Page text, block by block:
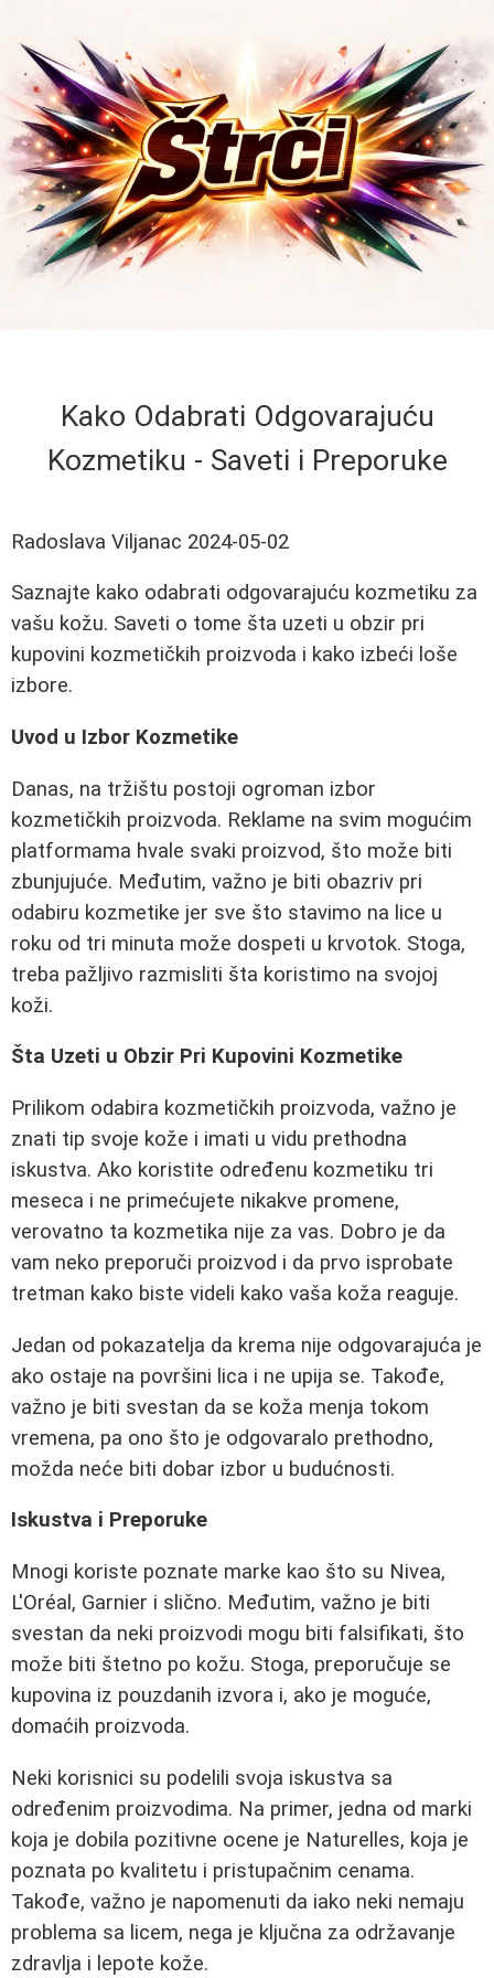
Kako Odabrati Odgovarajuću
Kozmetiku - Saveti i Preporuke
Radoslava Viljanac 2024-05-02
Saznajte kako odabrati odgovarajuću kozmetiku za
vašu kožu. Saveti o tome šta uzeti u obzir pri
kupovini kozmetičkih proizvoda i kako izbeći loše
izbore.
Uvod u Izbor Kozmetike
Danas, na tržištu postoji ogroman izbor
kozmetičkih proizvoda. Reklame na svim mogućim
platformama hvale svaki proizvod, što može biti
zbunjujuće. Međutim, važno je biti obazriv pri
odabiru kozmetike jer sve što stavimo na lice u
roku od tri minuta može dospeti u krvotok. Stoga,
treba pažljivo razmisliti šta koristimo na svojoj
koži.
Šta Uzeti u Obzir Pri Kupovini Kozmetike
Prilikom odabira kozmetičkih proizvoda, važno je
znati tip svoje kože i imati u vidu prethodna
iskustva. Ako koristite određenu kozmetiku tri
meseca i ne primećujete nikakve promene,
verovatno ta kozmetika nije za vas. Dobro je da
vam neko preporuči proizvod i da prvo isprobate
tretman kako biste videli kako vaša koža reaguje.
Jedan od pokazatelja da krema nije odgovarajuća je
ako ostaje na površini lica i ne upija se. Takođe,
važno je biti svestan da se koža menja tokom
vremena, pa ono što je odgovaralo prethodno,
možda neće biti dobar izbor u budućnosti.
Iskustva i Preporuke
Mnogi koriste poznate marke kao što su Nivea,
L'Oréal, Garnier i slično. Međutim, važno je biti
svestan da neki proizvodi mogu biti falsifikati, što
može biti štetno po kožu. Stoga, preporučuje se
kupovina iz pouzdanih izvora i, ako je moguće,
domaćih proizvoda.
Neki korisnici su podelili svoja iskustva sa
određenim proizvodima. Na primer, jedna od marki
koja je dobila pozitivne ocene je Naturelles, koja je
poznata po kvalitetu i pristupačnim cenama.
Takođe, važno je napomenuti da iako neki nemaju
problema sa licem, nega je ključna za održavanje
zdravlja i lepote kože.